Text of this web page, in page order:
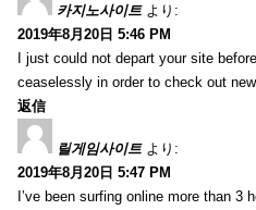
카지노사이트 より:
2019年8月20日 5:46 PM
I just could not depart your site
ceaselessly in order to check out new
返信
릴게임사이트 より:
2019年8月20日 5:47 PM
I’ve been surfing online more than